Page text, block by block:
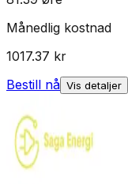
Månedlig kostnad
1017.37 kr
Bestill nå Vis detaljer